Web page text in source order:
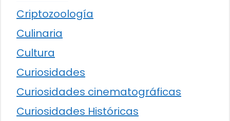
Criptozoología
Culinaria
Cultura
Curiosidades
Curiosidades cinematográficas
Curiosidades Históricas